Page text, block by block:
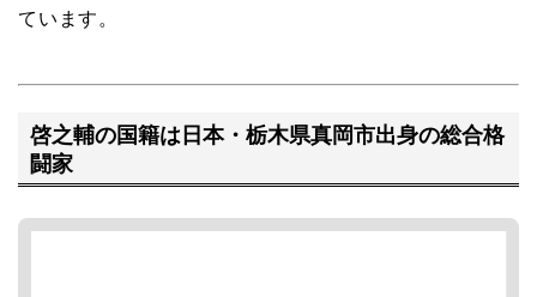
ています。
啓之輔の国籍は日本・栃木県真岡市出身の総合格
闘家